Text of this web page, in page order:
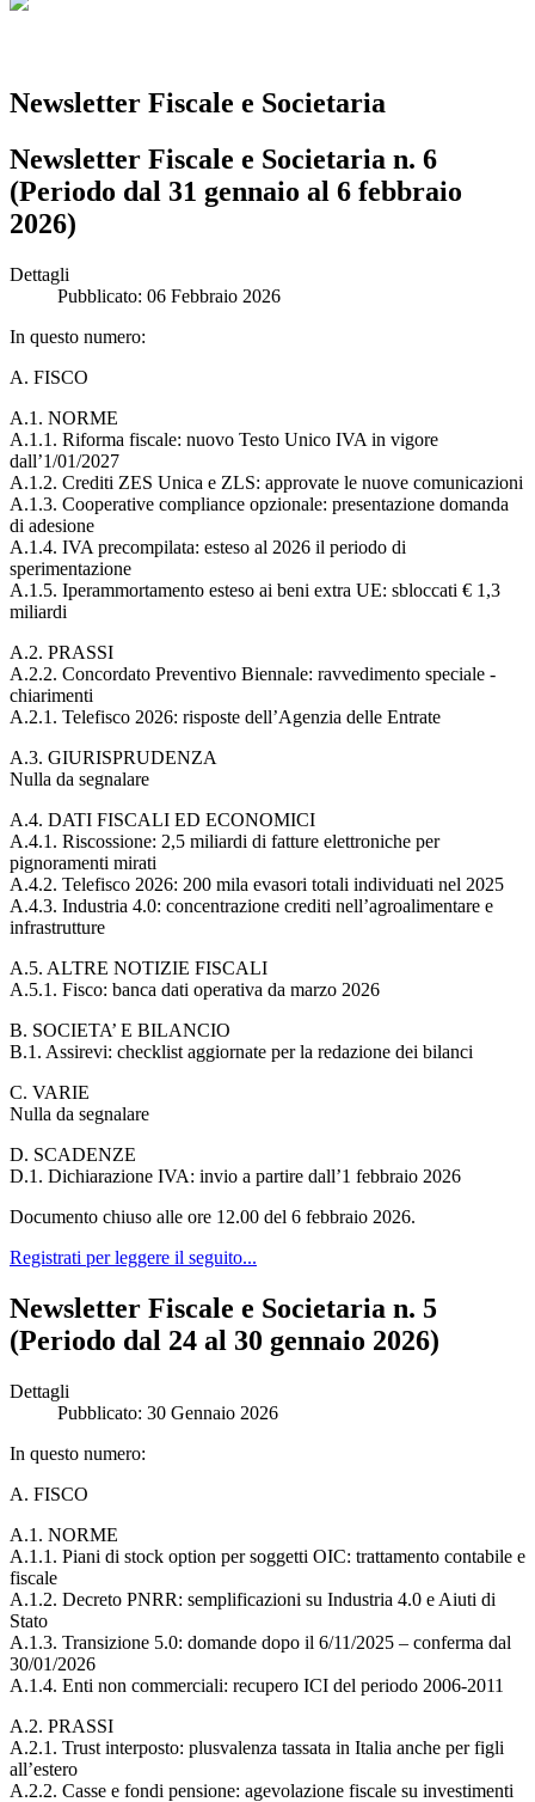
Newsletter Fiscale e Societaria
Newsletter Fiscale e Societaria n. 6
(Periodo dal 31 gennaio al 6 febbraio
2026)
Dettagli
Pubblicato: 06 Febbraio 2026
In questo numero:
A. FISCO
A.1. NORME
A.1.1. Riforma fiscale: nuovo Testo Unico IVA in vigore
dall’1/01/2027
A.1.2. Crediti ZES Unica e ZLS: approvate le nuove comunicazioni
A.1.3. Cooperative compliance opzionale: presentazione domanda
di adesione
A.1.4. IVA precompilata: esteso al 2026 il periodo di
sperimentazione
A.1.5. Iperammortamento esteso ai beni extra UE: sbloccati € 1,3
miliardi
A.2. PRASSI
A.2.2. Concordato Preventivo Biennale: ravvedimento speciale -
chiarimenti
A.2.1. Telefisco 2026: risposte dell’Agenzia delle Entrate
A.3. GIURISPRUDENZA
Nulla da segnalare
A.4. DATI FISCALI ED ECONOMICI
A.4.1. Riscossione: 2,5 miliardi di fatture elettroniche per
pignoramenti mirati
A.4.2. Telefisco 2026: 200 mila evasori totali individuati nel 2025
A.4.3. Industria 4.0: concentrazione crediti nell’agroalimentare e
infrastrutture
A.5. ALTRE NOTIZIE FISCALI
A.5.1. Fisco: banca dati operativa da marzo 2026
B. SOCIETA’ E BILANCIO
B.1. Assirevi: checklist aggiornate per la redazione dei bilanci
C. VARIE
Nulla da segnalare
D. SCADENZE
D.1. Dichiarazione IVA: invio a partire dall’1 febbraio 2026
Documento chiuso alle ore 12.00 del 6 febbraio 2026.
Registrati per leggere il seguito...
Newsletter Fiscale e Societaria n. 5
(Periodo dal 24 al 30 gennaio 2026)
Dettagli
Pubblicato: 30 Gennaio 2026
In questo numero:
A. FISCO
A.1. NORME
A.1.1. Piani di stock option per soggetti OIC: trattamento contabile e
fiscale
A.1.2. Decreto PNRR: semplificazioni su Industria 4.0 e Aiuti di
Stato
A.1.3. Transizione 5.0: domande dopo il 6/11/2025 – conferma dal
30/01/2026
A.1.4. Enti non commerciali: recupero ICI del periodo 2006-2011
A.2. PRASSI
A.2.1. Trust interposto: plusvalenza tassata in Italia anche per figli
all’estero
A.2.2. Casse e fondi pensione: agevolazione fiscale su investimenti